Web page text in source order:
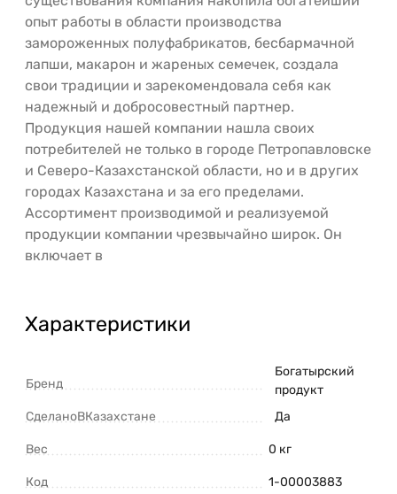
опыт работы в области производства
замороженных полуфабрикатов, бесбармачной
лапши, макарон и жареных семечек, создала
свои традиции и зарекомендовала себя как
надежный и добросовестный партнер.
Продукция нашей компании нашла своих
потребителей не только в городе Петропавловске
и Северо-Казахстанской области, но и в других
городах Казахстана и за его пределами.
Ассортимент производимой и реализуемой
продукции компании чрезвычайно широк. Он
включает в
Характеристики
Бренд
Богатырский
продукт
СделаноВКазахстане
Да
Вес 0 кг
Код 1-00003883